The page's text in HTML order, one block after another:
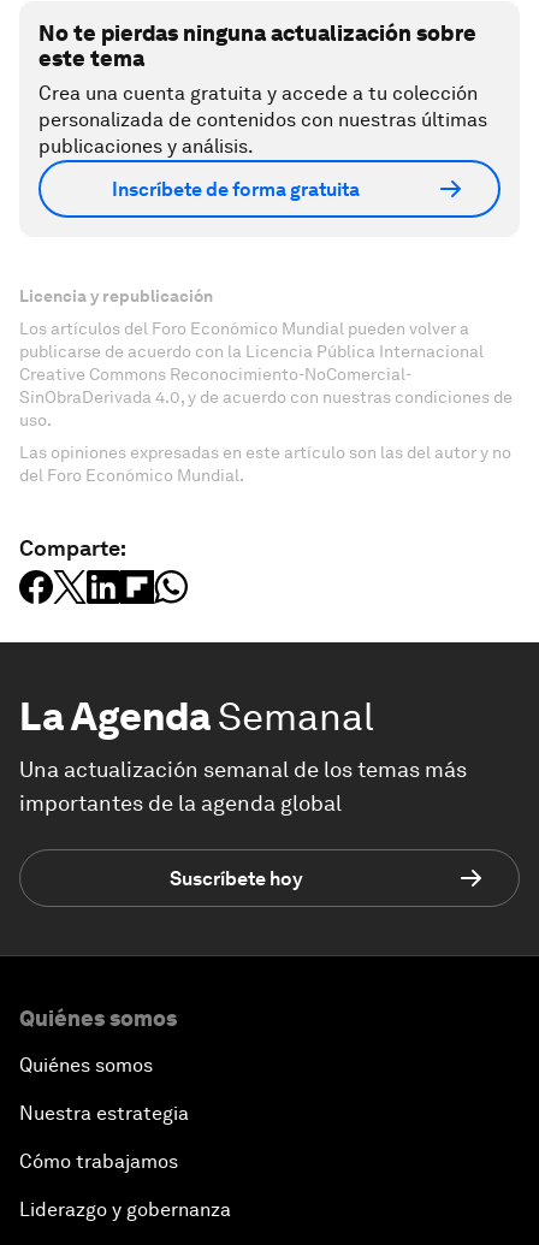
No te pierdas ninguna actualización sobre
este tema
Crea una cuenta gratuita y accede a tu colección
personalizada de contenidos con nuestras últimas
publicaciones y análisis.
Inscríbete de forma gratuita
Licencia y republicación
Los artículos del Foro Económico Mundial pueden volver a
publicarse de acuerdo con la Licencia Pública Internacional
Creative Commons Reconocimiento-NoComercial-
SinObraDerivada 4.0, y de acuerdo con nuestras condiciones de
uso.
Las opiniones expresadas en este artículo son las del autor y no
del Foro Económico Mundial.
Comparte:
La AgendaSemanal
Una actualización semanal de los temas más
importantes de la agenda global
Suscríbete hoy
Quiénes somos
Quiénes somos
Nuestra estrategia
Cómo trabajamos
Liderazgo y gobernanza